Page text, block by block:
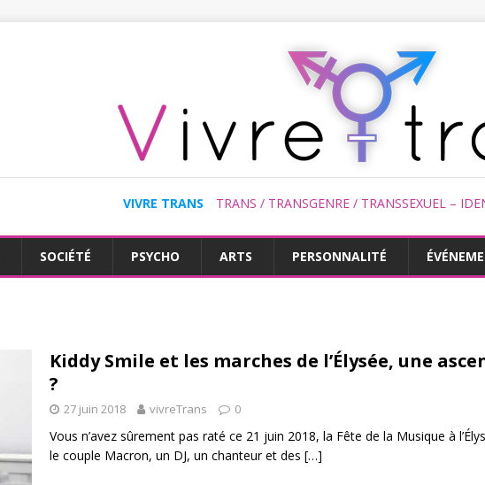
VIVRE TRANS TRANS / TRANSGENRE / TRANSSEXUEL –
SOCIÉTÉ PSYCHO ARTS PERSONNALITÉ
Kiddy Smile et les marches de l’Élysée, une
?
27 juin 2018 vivreTrans 0
Vous n’avez sûrement pas raté ce 21 juin 2018, la Fête de la Musique à
le couple Macron, un DJ, un chanteur et des […]